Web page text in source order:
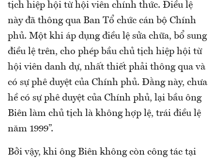
tịch hiệp hội từ hội viên chính thức. Điều lệ
này đã thông qua Ban Tổ chức cán bộ Chính
phủ. Một khi áp dụng điều lệ sửa chữa, bổ sung
điều lệ trên, cho phép bầu chủ tịch hiệp hội từ
hội viên danh dự, nhất thiết phải thông qua và
có sự phê duyệt của Chính phủ. Đằng này, chưa
hề có sự phê duyệt của Chính phủ, lại bầu ông
Biên làm chủ tịch là không hợp lệ, trái điều lệ
năm 1999”.
Bởi vậy, khi ông Biên không còn công tác tại